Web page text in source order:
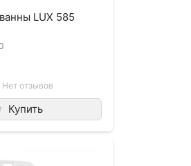
LUX 585
Нет отзывов
Купить